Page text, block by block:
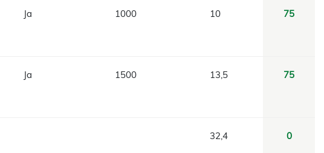
Ja 1000 10 75
Ja 1500 13,5 75
32,4 0